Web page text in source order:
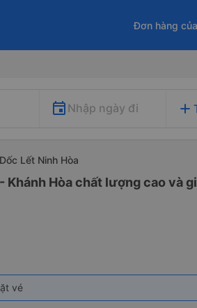
Đơn hàng
Nhập ngày đi add
Lết Ninh Hòa
Khánh Hòa chất lượng cao và
vé